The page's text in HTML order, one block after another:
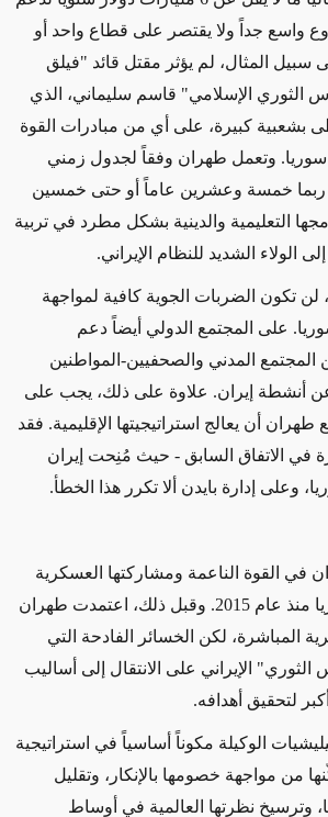
واسع جداً ولا يقتصر على قطاع واحد أو
سبيل المثال، لم يؤثر مقتل قائد "فيلق
الثوري الإسلامي" قاسم سليماني، الذي
بشعبية كبيرة، على أي من مبادرات القوة
. وتعمل طهران وفقاً لجدول زمني
خمسة وعشرين عاماً أو حتى خمسين
التعليمية والدينية بشكل مطرد في تربية
إلى الولاء الشديد للنظام الإيراني.
لن تكون الضربات الجوية كافية لمواجهة
. على المجتمع الدولي أيضاً دعم
المجتمع المدني والصحفيين-المواطنين
أنشطة إيران. علاوة على ذلك، يجب على
أن يعالج استراتيجيتها الإقليمية. فقد
في الاتفاق السابق - حيث مُنِحت إيران
وعلى إدارة بايدن ألا تكرر هذا الخطأ.
في القوة الناعمة ومشاركتها العسكرية
وقبل ذلك،
اعتمدت طهران
المباشرة، لكن الخسائر الفادحة التي
الثوري" الإيراني على الانتقال إلى أساليب
لتحقيق أهدافه.
الوكيلة مكوناً أساسياً في استراتيجية
من مواجهة خصومها بالإنكار، وتقليل
وترسيخ نظرتها العالمية في أوساط